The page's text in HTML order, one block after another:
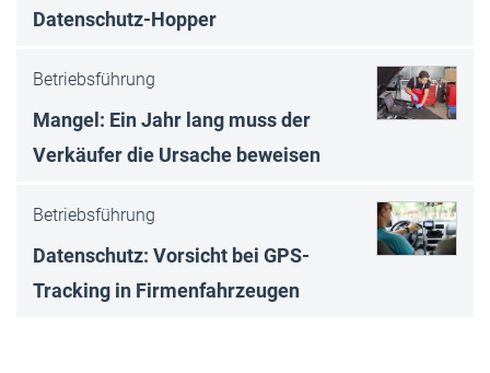
Datenschutz-Hop­per
Betriebsführung
Mangel: Ein Jahr lang muss der
Verkäufer die Ursache beweisen
Betriebsführung
Datenschutz: Vorsicht bei GPS-
Tracking in Firmenfahrzeugen